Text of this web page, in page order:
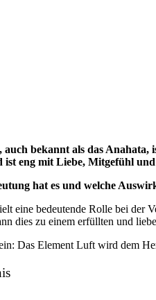
bekannt als das Anahata,
ist eng mit Liebe, Mitgefühl
hat es und welche
eine bedeutende Rolle bei der
dies zu einem erfüllten und
Das Element Luft wird dem